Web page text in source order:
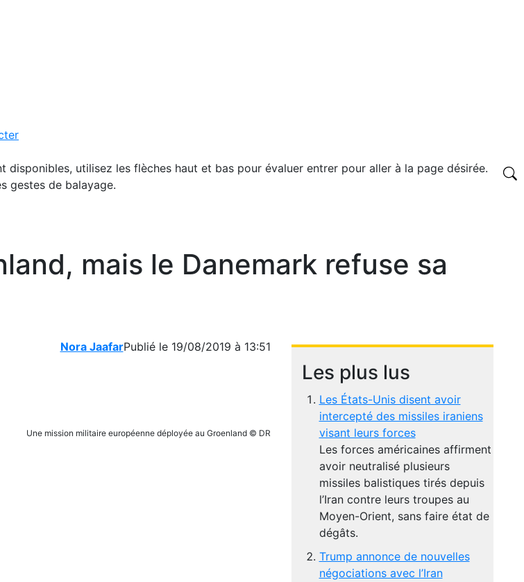
utilisez les flèches haut et bas pour évaluer entrer pour aller à la page désirée.
gestes de balayage.
mais le Danemark refuse sa
Nora JaafarPublié le 19/08/2019 à 13:51
Une mission militaire européenne déployée au Groenland © DR
Les plus lus
Les États-Unis disent avoir
intercepté des missiles iraniens
visant leurs forces
Les forces américaines affirment
avoir neutralisé plusieurs
missiles balistiques tirés depuis
l’Iran contre leurs troupes au
Moyen-Orient, sans faire état de
dégâts.
Trump annonce de nouvelles
négociations avec l’Iran